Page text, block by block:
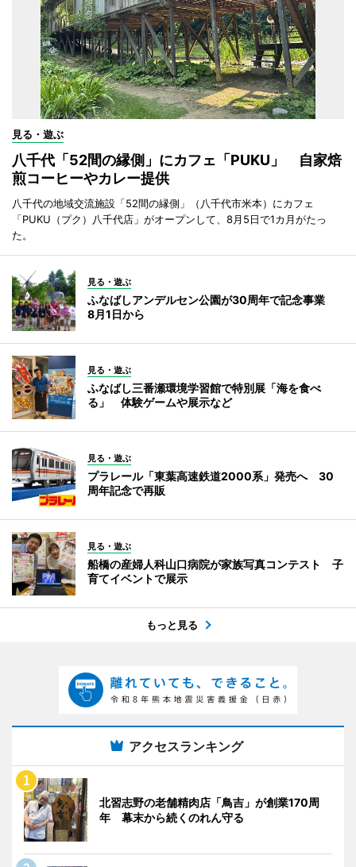
見る・遊ぶ
八千代「52間の縁側」にカフェ「PUKU」 自家焙
煎コーヒーやカレー提供
八千代の地域交流施設「52間の縁側」（八千代市米本）にカフェ
「PUKU（プク）八千代店」がオープンして、8月5日で1カ月がたっ
た。
見る・遊ぶ
ふなばしアンデルセン公園が30周年で記念事業
8月1日から
見る・遊ぶ
ふなばし三番瀬環境学習館で特別展「海を食べ
る」 体験ゲームや展示など
見る・遊ぶ
プラレール「東葉高速鉄道2000系」発売へ 30
周年記念で再販
見る・遊ぶ
船橋の産婦人科山口病院が家族写真コンテスト 子
育てイベントで展示
もっと見る
アクセスランキング
北習志野の老舗精肉店「鳥吉」が創業170周
年 幕末から続くのれん守る